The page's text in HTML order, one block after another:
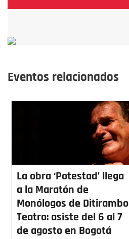
Eventos relacionados
La obra ‘Potestad’ llega
a la Maratón de
Monólogos de Ditirambo
Teatro: asiste del 6 al 7
de agosto en Bogotá